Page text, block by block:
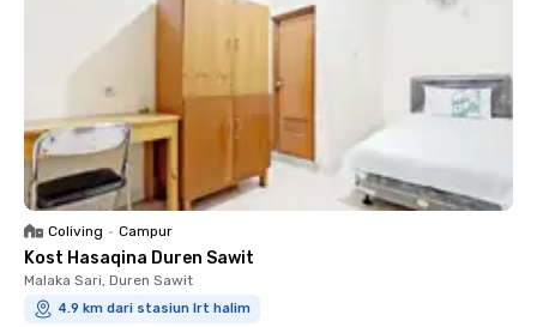
Coliving • Campur
Kost Hasaqina Duren Sawit
Malaka Sari, Duren Sawit
4.9 km dari stasiun lrt halim